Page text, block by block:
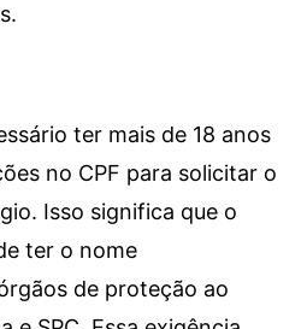
ter mais de 18 anos
no CPF para solicitar o
Isso significa que o
ter o nome
de proteção ao